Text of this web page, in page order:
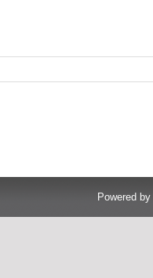
Powered by